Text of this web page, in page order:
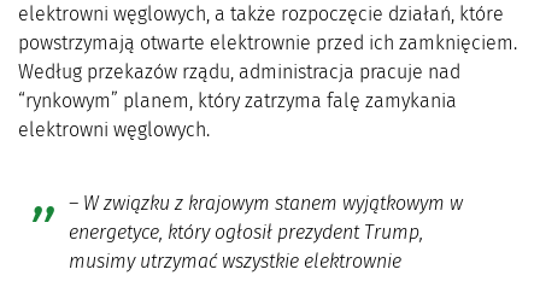
elektrowni węglowych, a także rozpoczęcie działań, które
powstrzymają otwarte elektrownie przed ich zamknięciem.
Według przekazów rządu, administracja pracuje nad
“rynkowym” planem, który zatrzyma falę zamykania
elektrowni węglowych.
– W związku z krajowym stanem wyjątkowym w
energetyce, który ogłosił prezydent Trump,
musimy utrzymać wszystkie elektrownie